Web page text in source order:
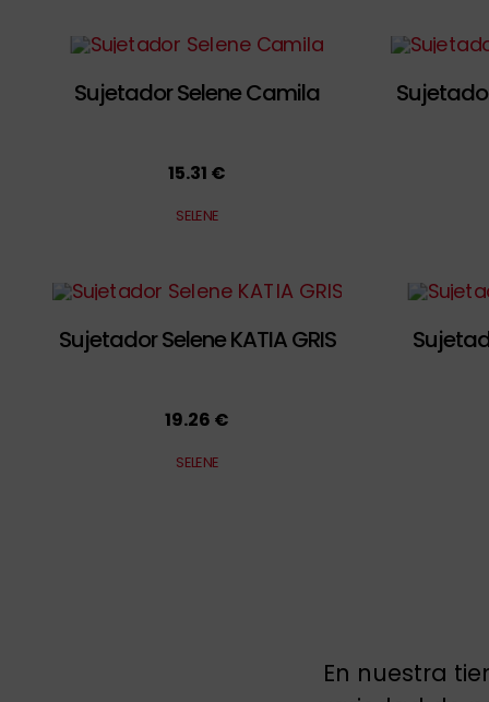
Sujetador Selene Camila
15.31 €
SELENE
Sujetador Selene KATIA GRIS
19.26 €
SELENE
En nuestra